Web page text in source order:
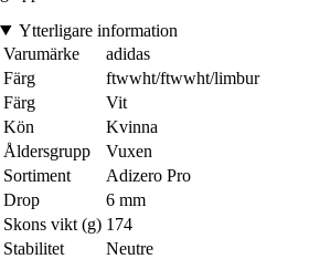
Ytterligare information
Varumärke
adidas
Färg
ftwwht/ftwwht/limbur
Färg
Vit
Kön
Kvinna
Åldersgrupp
Vuxen
Sortiment
Adizero Pro
Drop
6 mm
Skons vikt (g) 174
Stabilitet
Neutre